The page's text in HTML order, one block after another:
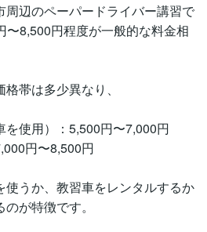
周辺のペーパードライバー講習で
〜8,500円程度が一般的な料金相
帯は多少異なり、
を使用）：5,500円〜7,000円
円〜8,500円
使うか、教習車をレンタルするか
が特徴です。